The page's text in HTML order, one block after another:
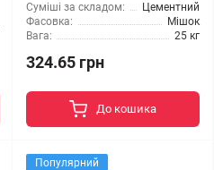
Суміші за складом:
Цементний
Фасовка:
Мішок
Вага:
25 кг
324.65 грн
До кошика
Популярний